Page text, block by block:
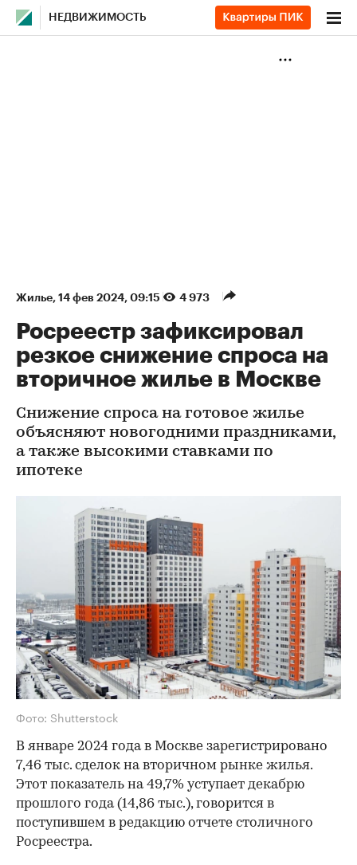
НЕДВИЖИМОСТЬ
Жилье⁠, 14 фев 2024, 09:15 4 973
Росреестр зафиксировал
резкое снижение спроса на
вторичное жилье в Москве
Снижение спроса на готовое жилье
объясняют новогодними праздниками,
а также высокими ставками по
ипотеке
Фото: Shutterstock
В январе 2024 года в Москве зарегистрировано
7,46 тыс. сделок на вторичном рынке жилья.
Этот показатель на 49,7% уступает декабрю
прошлого года (14,86 тыс.), говорится в
поступившем в редакцию отчете столичного
Росреестра.